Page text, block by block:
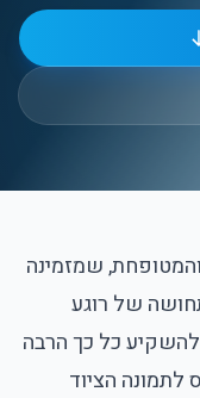
שמזמינה
של רוגע
להשקיע כל כך הרבה
לתמונה הציוד